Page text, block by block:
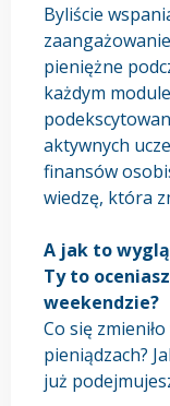
Byliście
pieniężne
każdym
aktywnych
finansów
wiedzę, która
A jak to
Ty to
weekendzie?
Co się
pieniądzach?
już